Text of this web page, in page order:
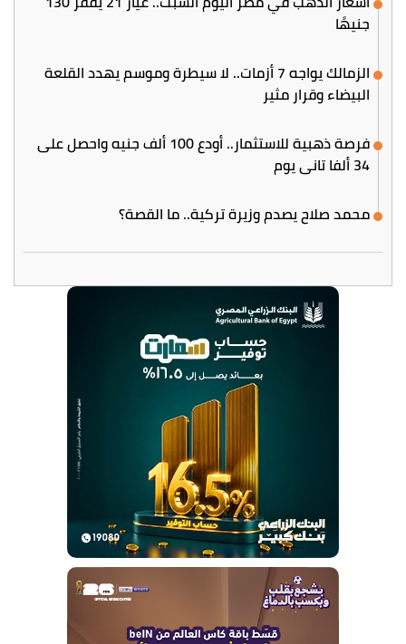
جنيهًا
الزمالك يواجه 7 أزمات.. لا سيطرة وموسم يهدد القلعة
البيضاء وقرار مثير
فرصة ذهبية للاستثمار.. أودع 100 ألف جنيه واحصل على
34 ألفا تاني يوم
محمد صلاح يصدم وزيرة تركية.. ما القصة؟